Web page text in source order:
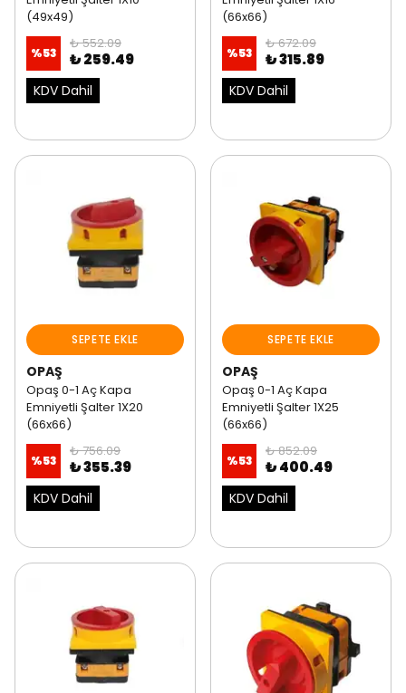
(49x49)
%53
₺ 552.09
₺ 259.49
KDV Dahil
(66x66)
%53
₺ 672.09
₺ 315.89
KDV Dahil
SEPETE EKLE
OPAŞ
Opaş 0-1 Aç Kapa
Emniyetli Şalter 1X20
(66x66)
%53
₺ 756.09
₺ 355.39
KDV Dahil
SEPETE EKLE
OPAŞ
Opaş 0-1 Aç Kapa
Emniyetli Şalter 1X25
(66x66)
%53
₺ 852.09
₺ 400.49
KDV Dahil